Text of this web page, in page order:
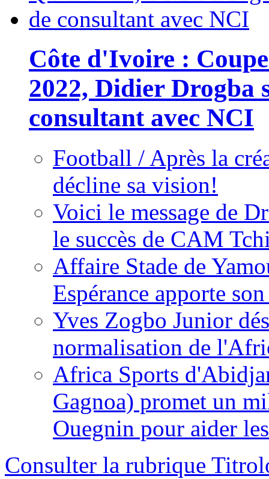
Côte d'Ivoire :
2022, Didier Drogba
consultant avec NCI
Football / Après la
décline sa vision!
Voici le message de
le succès de CAM
Affaire Stade de
Espérance apporte
Yves Zogbo Junior
normalisation de
Africa Sports
Gagnoa) promet un
Ouegnin pour aider
Consulter la rubrique